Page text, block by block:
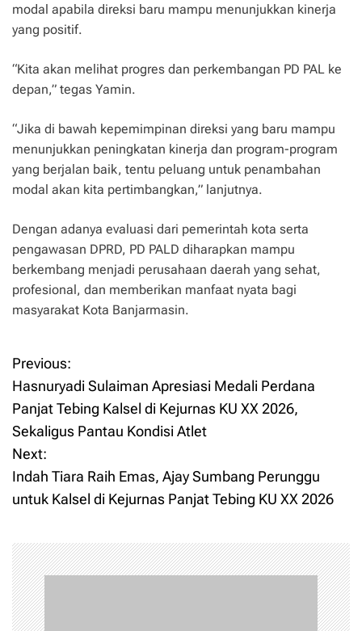
modal apabila direksi baru mampu menunjukkan kinerja
yang positif.
“Kita akan melihat progres dan perkembangan PD PAL ke
depan,” tegas Yamin.
“Jika di bawah kepemimpinan direksi yang baru mampu
menunjukkan peningkatan kinerja dan program-program
yang berjalan baik, tentu peluang untuk penambahan
modal akan kita pertimbangkan,” lanjutnya.
Dengan adanya evaluasi dari pemerintah kota serta
pengawasan DPRD, PD PALD diharapkan mampu
berkembang menjadi perusahaan daerah yang sehat,
profesional, dan memberikan manfaat nyata bagi
masyarakat Kota Banjarmasin.
P
o
s
t
n
a
v
i
Previous:
Hasnuryadi Sulaiman Apresiasi Medali Perdana
Panjat Tebing Kalsel di Kejurnas KU XX 2026,
Sekaligus Pantau Kondisi Atlet
Next:
Indah Tiara Raih Emas, Ajay Sumbang Perunggu
untuk Kalsel di Kejurnas Panjat Tebing KU XX 2026